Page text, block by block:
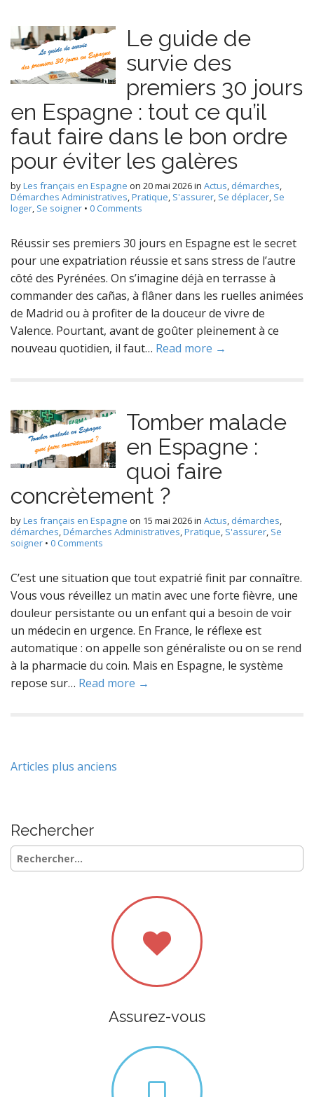
Le guide de
survie des
premiers 30 jours
en Espagne : tout ce qu’il
faut faire dans le bon ordre
pour éviter les galères
byLes français en Espagne on 20 mai 2026in Actus, démarches,
Démarches Administratives,Pratique, S'assurer, Se déplacer, Se
loger, Se soigner • 0 Comments
Réussir ses premiers 30 jours en Espagne est le secret
pour une expatriation réussie et sans stress de l’autre
côté des Pyrénées. On s’imagine déjà en terrasse à
commander des cañas, à flâner dans les ruelles animées
de Madrid ou à profiter de la douceur de vivre de
Valence. Pourtant, avant de goûter pleinement à ce
nouveau quotidien, il faut… Read more →
Tomber malade
en Espagne :
quoi faire
concrètement ?
byLes français en Espagne on 15 mai 2026in Actus, démarches,
démarches,Démarches Administratives,Pratique, S'assurer, Se
soigner • 0 Comments
C’est une situation que tout expatrié finit par connaître.
Vous vous réveillez un matin avec une forte fièvre, une
douleur persistante ou un enfant qui a besoin de voir
un médecin en urgence. En France, le réflexe est
automatique : on appelle son généraliste ou on se rend
à la pharmacie du coin. Mais en Espagne, le système
repose sur… Read more →
Navigation
Articles plus anciens
Rechercher
Rechercher :
Assurez-vous